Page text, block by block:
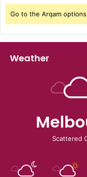
Go to the Arqam
Weather
Scattered